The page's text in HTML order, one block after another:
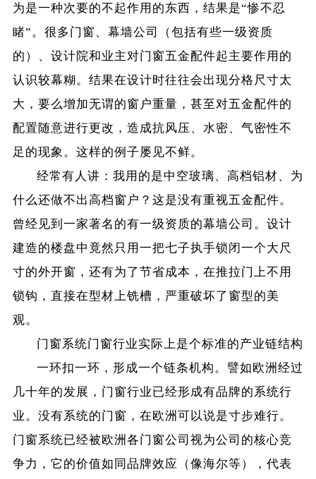
为是一种次要的不起作用的东西，结果是“惨不忍
睹”。很多门窗、幕墙公司（包括有些一级资质
的）、设计院和业主对门窗五金配件起主要作用的
认识较幕糊。结果在设计时往往会出现分格尺寸太
大，要么增加无谓的窗户重量，甚至对五金配件的
配置随意进行更改，造成抗风压、水密、气密性不
足的现象。这样的例子屡见不鲜。
经常有人讲：我用的是中空玻璃、高档铝材、为
什么还做不出高档窗户？这是没有重视五金配件。
曾经见到一家著名的有一级资质的幕墙公司。设计
建造的楼盘中竟然只用一把七子执手锁闭一个大尺
寸的外开窗，还有为了节省成本，在推拉门上不用
锁钩，直接在型材上铣槽，严重破坏了窗型的美
观。
门窗系统门窗行业实际上是个标准的产业链结构
一环扣一环，形成一个链条机构。譬如欧洲经过
几十年的发展，门窗行业已经形成有品牌的系统行
业。没有系统的门窗，在欧洲可以说是寸步难行。
门窗系统已经被欧洲各门窗公司视为公司的核心竞
争力，它的价值如同品牌效应（像海尔等），代表